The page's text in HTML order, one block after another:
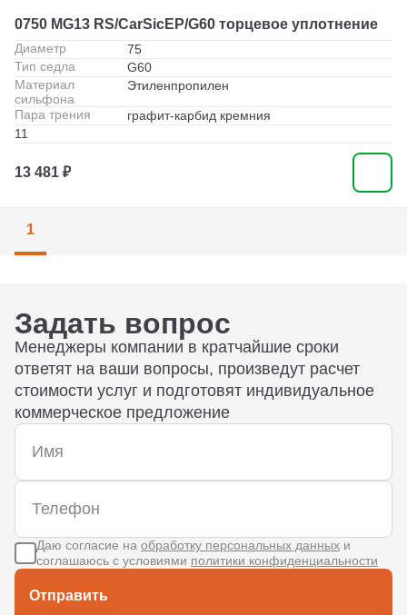
0750 MG13 RS/CarSicEP/G60 торцевое уплотнение
Диаметр
75
Тип седла
G60
Материал
сильфона
Этиленпропилен
Пара трения
графит-карбид кремния
11
13 481 ₽
1
Задать вопрос
Менеджеры компании в кратчайшие сроки
ответят на ваши вопросы, произведут расчет
стоимости услуг и подготовят индивидуальное
коммерческое предложение
Отправить
Даю согласие на обработку персональных данных и
соглашаюсь с условиями политики конфиденциальности